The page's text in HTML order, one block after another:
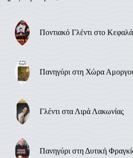
Ποντιακό Γλέντι στο
Πανηγύρι στη Χώρα
Γλέντι στα Λιρά Λακωνίας
Πανηγύρι στη Δυτική